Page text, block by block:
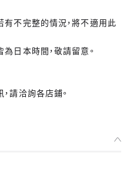
不完整的情況，將不適用此
日本時間，敬請留意。
請洽詢各店鋪。